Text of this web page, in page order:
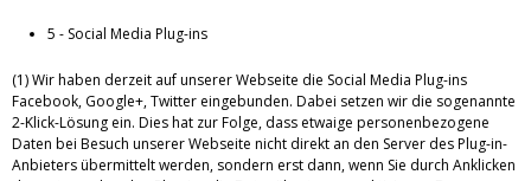
5 - Social Media Plug-ins
(1) Wir haben derzeit auf unserer Webseite die Social Media Plug-ins
Facebook, Google+, Twitter eingebunden. Dabei setzen wir die sogenannte
2-Klick-Lösung ein. Dies hat zur Folge, dass etwaige personenbezogene
Daten bei Besuch unserer Webseite nicht direkt an den Server des Plug-in-
Anbieters übermittelt werden, sondern erst dann, wenn Sie durch Anklicken